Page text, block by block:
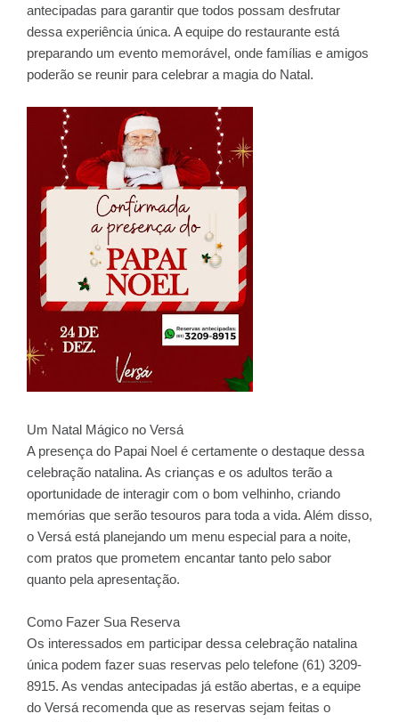
antecipadas para garantir que todos possam desfrutar
dessa experiência única. A equipe do restaurante está
preparando um evento memorável, onde famílias e amigos
poderão se reunir para celebrar a magia do Natal.
Um Natal Mágico no Versá
A presença do Papai Noel é certamente o destaque dessa
celebração natalina. As crianças e os adultos terão a
oportunidade de interagir com o bom velhinho, criando
memórias que serão tesouros para toda a vida. Além disso,
o Versá está planejando um menu especial para a noite,
com pratos que prometem encantar tanto pelo sabor
quanto pela apresentação.
Como Fazer Sua Reserva
Os interessados em participar dessa celebração natalina
única podem fazer suas reservas pelo telefone (61) 3209-
8915. As vendas antecipadas já estão abertas, e a equipe
do Versá recomenda que as reservas sejam feitas o